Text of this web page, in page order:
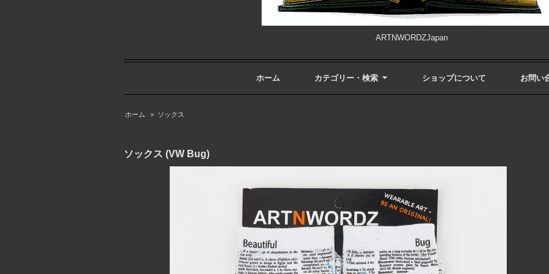
ARTNWORDZJapan
ホーム カテゴリー・検索 ショップについて お問い
ホーム > ソックス
ソックス (VW Bug)